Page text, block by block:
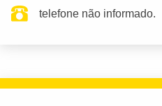
telefone não informado.